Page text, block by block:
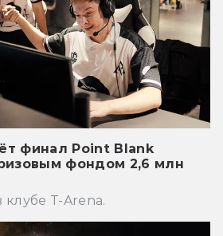
финал Point Blank
фондом 2,6 млн
T-Arena.